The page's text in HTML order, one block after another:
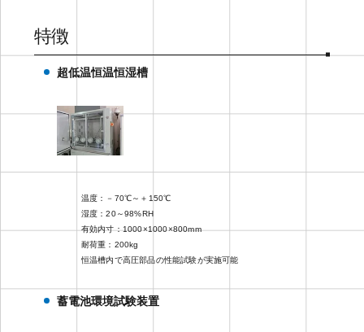
特徴
超低温恒温恒湿槽
温度：－70℃～＋150℃
湿度：20～98%RH
有効内寸：1000×1000×800mm
耐荷重：200kg
恒温槽内で高圧部品の性能試験が実施可能
蓄電池環境試験装置